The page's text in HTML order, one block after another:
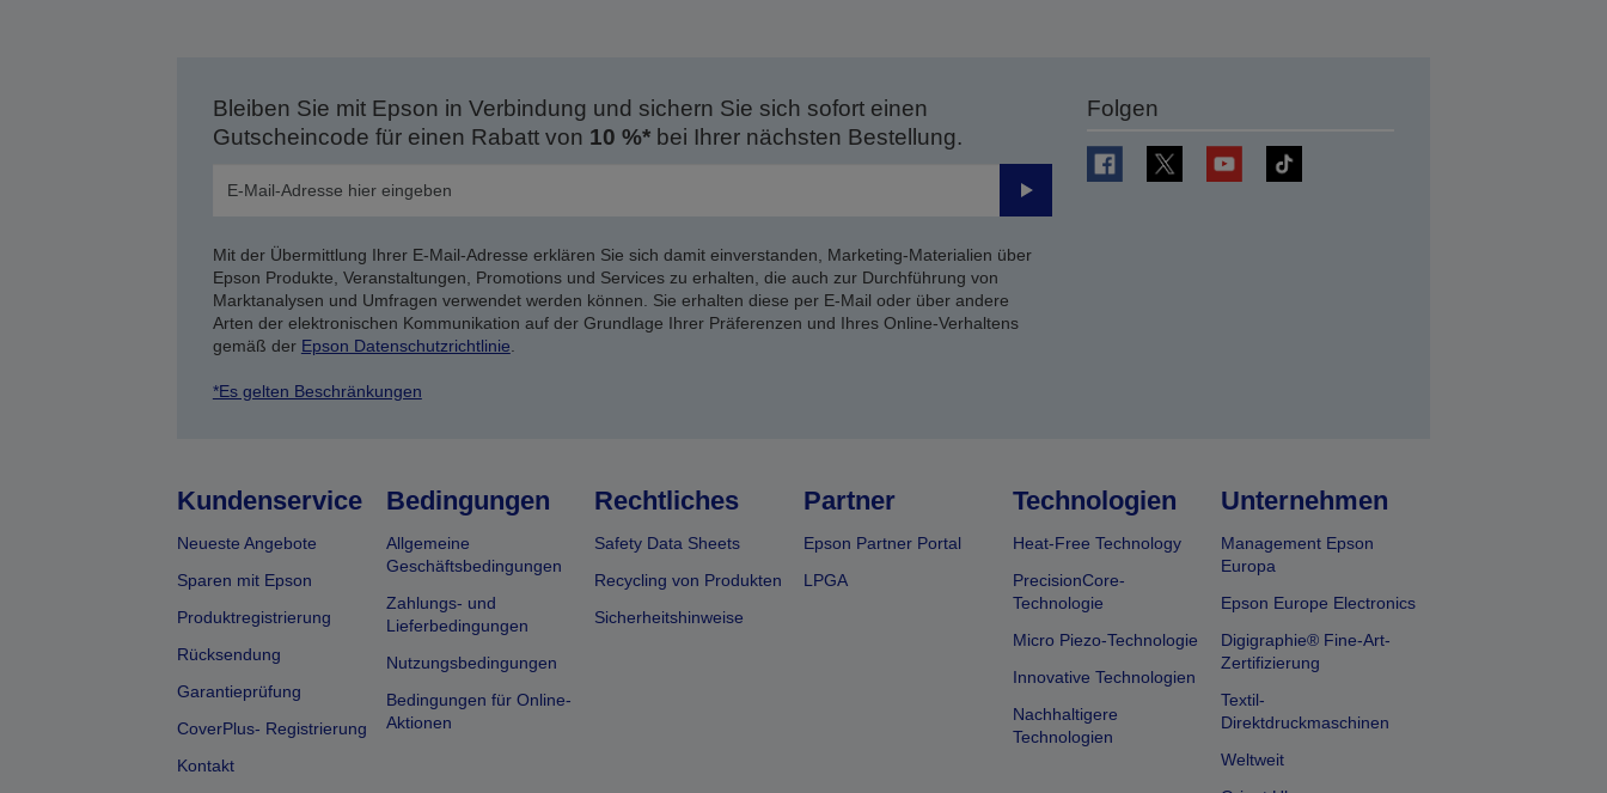
Bleiben Sie mit Epson in Verbindung und sichern Sie sich sofort einen
Gutscheincode für einen Rabatt von 10 %*bei Ihrer nächsten Bestellung.
Senden
Mit der Übermittlung Ihrer E-Mail-Adresse erklären Sie sich damit einverstanden, Marketing-Materialien über
Epson Produkte, Veranstaltungen, Promotions und Services zu erhalten, die auch zur Durchführung von
Marktanalysen und Umfragen verwendet werden können. Sie erhalten diese per E-Mail oder über andere
Arten der elektronischen Kommunikation auf der Grundlage Ihrer Präferenzen und Ihres Online-Verhaltens
gemäß der Epson Datenschutzrichtlinie
*Es gelten Beschränkungen
Folgen
Kundenservice
Neueste Angebote
Sparen mit Epson
Produktregistrierung
Rücksendung
Garantieprüfung
CoverPlus- Registrierung
Kontakt
Bedingungen
Allgemeine
Geschäftsbedingungen
Zahlungs- und
Lieferbedingungen
Nutzungsbedingungen
Bedingungen für Online-
Aktionen
Rechtliches
Safety Data Sheets
Recycling von Produkten
Sicherheitshinweise
Partner
Epson Partner Portal
LPGA
Technologien
Heat-Free Technology
PrecisionCore-
Technologie
Micro Piezo-Technologie
Innovative Technologien
Nachhaltigere
Technologien
Unternehmen
Management Epson
Europa
Epson Europe Electronics
Digigraphie® Fine-Art-
Zertifizierung
Textil-
Direktdruckmaschinen
Weltweit